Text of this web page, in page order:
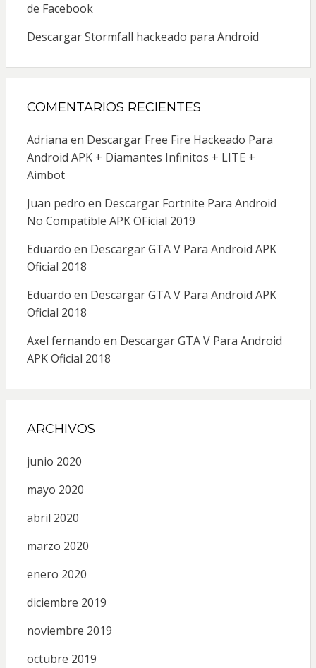
de Facebook
Descargar Stormfall hackeado para Android
COMENTARIOS RECIENTES
Adriana en Descargar Free Fire Hackeado Para
Android APK + Diamantes Infinitos + LITE +
Aimbot
Juan pedro en Descargar Fortnite Para Android
No Compatible APK OFicial 2019
Eduardo en Descargar GTA V Para Android APK
Oficial 2018
Eduardo en Descargar GTA V Para Android APK
Oficial 2018
Axel fernando en Descargar GTA V Para Android
APK Oficial 2018
ARCHIVOS
junio 2020
mayo 2020
abril 2020
marzo 2020
enero 2020
diciembre 2019
noviembre 2019
octubre 2019